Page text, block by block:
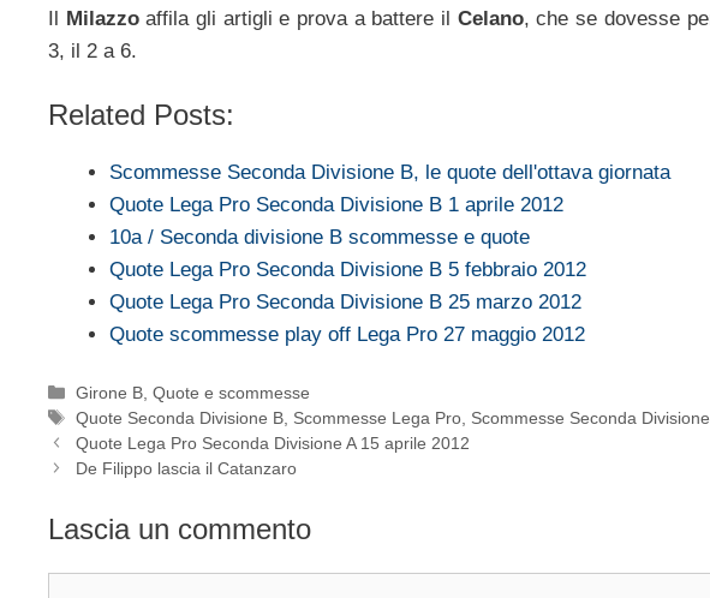
Il Milazzoaffila gli artigli e prova a battere il Celano, che se dovesse
3, il 2 a 6.
Related Posts:
Scommesse Seconda Divisione B, le quote dell'ottava giornata
Quote Lega Pro Seconda Divisione B 1 aprile 2012
10a / Seconda divisione B scommesse e quote
Quote Lega Pro Seconda Divisione B 5 febbraio 2012
Quote Lega Pro Seconda Divisione B 25 marzo 2012
Quote scommesse play off Lega Pro 27 maggio 2012
Categorie
Girone B ,Quote e scommesse
Tag
Quote Seconda Divisione B Scommesse Lega Pro Scommesse Seconda
Quote Lega Pro Seconda Divisione A 15 aprile 2012
De Filippo lascia il Catanzaro
Lascia un commento